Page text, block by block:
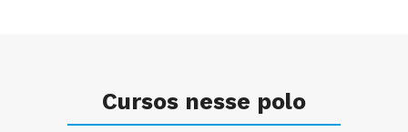
Cursos nesse polo